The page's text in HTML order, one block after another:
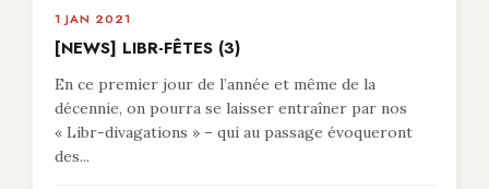
1 JAN 2021
[NEWS] LIBR-FÊTES (3)
En ce premier jour de l’année et même de la
décennie, on pourra se laisser entraîner par nos
« Libr-divagations » – qui au passage évoqueront
des...